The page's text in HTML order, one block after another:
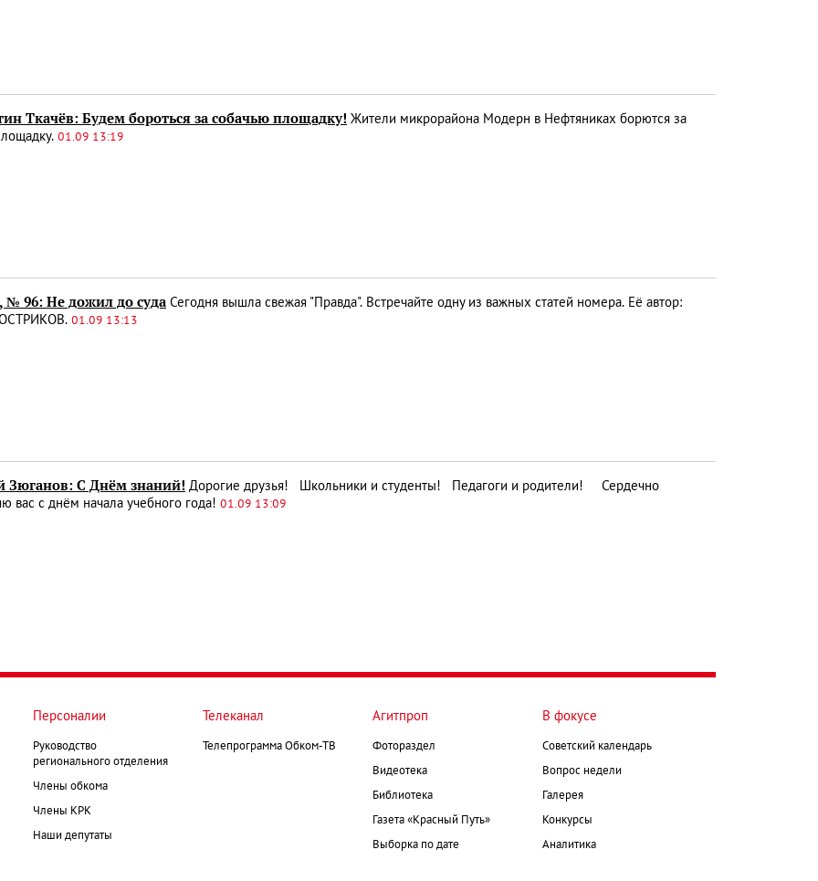
Ткачёв: Будем бороться за собачью площадку! Жители микрорайона Модерн в Нефтяниках борются за
01.09 13:19
№ 96: Не дожил до суда Сегодня вышла свежая "Правда". Встречайте одну из важных статей номера. Её автор:
01.09 13:13
Зюганов: С Днём знаний! Дорогие друзья! Школьники и студенты! Педагоги и родители! Сердечно
вас с днём начала учебного года! 01.09 13:09
Персоналии
Руководство
регионального отделения
Члены обкома
Члены КРК
Наши депутаты
Телеканал
Телепрограмма Обком-ТВ
Агитпроп
Фотораздел
Видеотека
Библиотека
Газета «Красный Путь»
Выборка по дате
В фокусе
Советский календарь
Вопрос недели
Галерея
Конкурсы
Аналитика